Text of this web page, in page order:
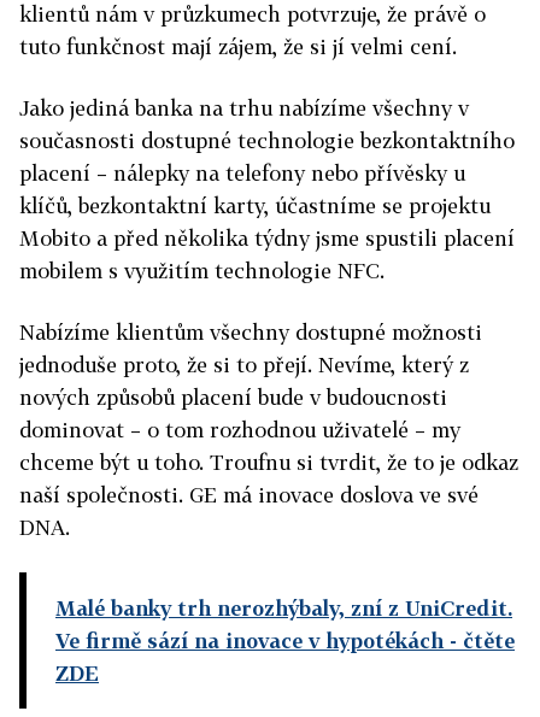
klientů nám v průzkumech potvrzuje, že právě o
tuto funkčnost mají zájem, že si jí velmi cení.
Jako jediná banka na trhu nabízíme všechny v
současnosti dostupné technologie bezkontaktního
placení – nálepky na telefony nebo přívěsky u
klíčů, bezkontaktní karty, účastníme se projektu
Mobito a před několika týdny jsme spustili placení
mobilem s využitím technologie NFC.
Nabízíme klientům všechny dostupné možnosti
jednoduše proto, že si to přejí. Nevíme, který z
nových způsobů placení bude v budoucnosti
dominovat – o tom rozhodnou uživatelé – my
chceme být u toho. Troufnu si tvrdit, že to je odkaz
naší společnosti. GE má inovace doslova ve své
DNA.
Malé banky trh nerozhýbaly, zní z UniCredit.
Ve firmě sází na inovace v hypotékách - čtěte
ZDE